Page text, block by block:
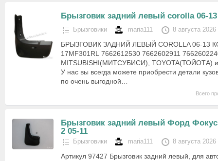
Брызговик задний левый corolla 06-13
Брызговики maria111 8 августа 2026
БРЫЗГОВИК ЗАДНИЙ ЛЕВЫЙ COROLLA 06-13
17MF301RL 7662612530 7662602911
MITSUBISHI(МИТСУБИСИ), TOYOTA(ТОЙОТА)
У нас вы всегда можете приобрести детали
по очень выгодной…
Всего
Брызговик задний левый Форд Фокус
2 05-11
Брызговики maria111 8 августа 2026
Артикул 97427 Брызговик задний левый, для